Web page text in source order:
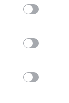
may click to
party tags to
below Google
az új lakásoknál
a használtaknál